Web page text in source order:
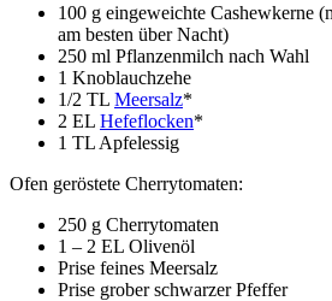
100 g eingeweichte Cashewkerne
am besten über Nacht)
250 ml Pflanzenmilch nach Wahl
1 Knoblauchzehe
1/2 TL Meersalz*
2 EL Hefeflocken*
1 TL Apfelessig
Ofen geröstete Cherrytomaten:
250 g Cherrytomaten
1 – 2 EL Olivenöl
Prise feines Meersalz
Prise grober schwarzer Pfeffer